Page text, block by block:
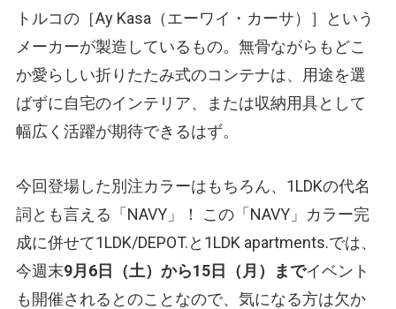
トルコの［Ay Kasa （エーワイ・カーサ） ］という
メーカーが製造しているもの。無骨ながらもどこ
か愛らしい折りたたみ式のコンテナは、用途を選
ばずに自宅のインテリア、または収納用具として
幅広く活躍が期待できるはず。
今回登場した別注カラーはもちろん、1LDKの代名
詞とも言える「NAVY」！ この「NAVY」カラー完
成に併せて1LDK/DEPOT.と1LDK apartments.では、
今週末9月6日（土）から15日（月）までイベント
も開催されるとのことなので、気になる方は欠か